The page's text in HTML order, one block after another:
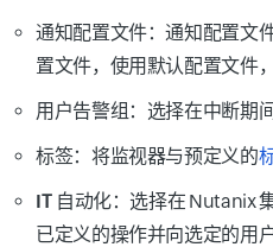
通知配置文件：通知配置文
置文件，使用默认配置文件
用户告警组： 选择在中断期
标签： 将监视器与预定义的
IT 自动化： 选择在 Nutanix
已定义的操作并向选定的用